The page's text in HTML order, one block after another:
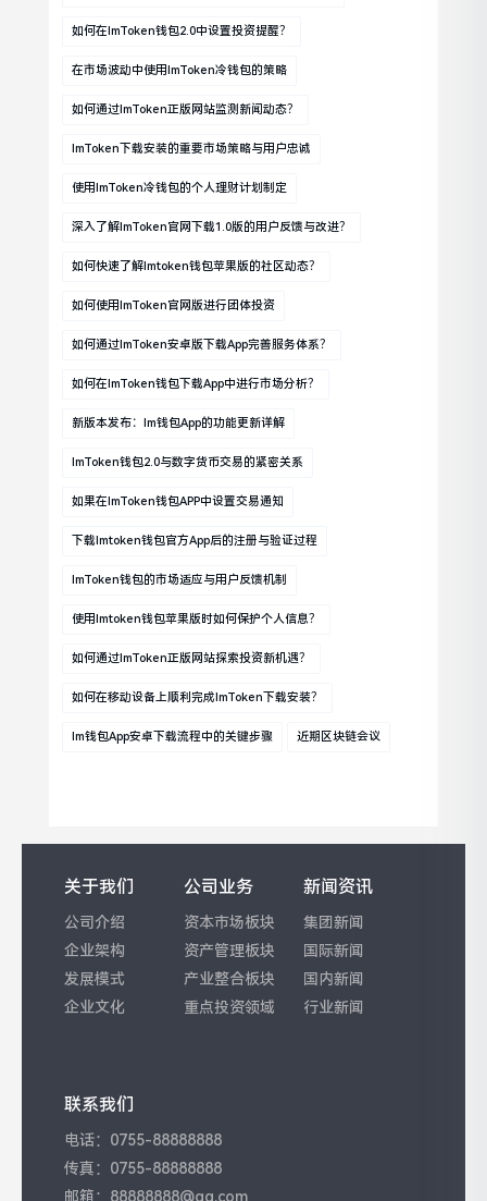
如何在imToken钱包2.0中设置投资提醒？
在市场波动中使用imToken冷钱包的策略
如何通过imToken正版网站监测新闻动态？
ImToken下载安装的重要市场策略与用户忠诚
使用imToken冷钱包的个人理财计划制定
深入了解imToken官网下载1.0版的用户反馈与改进？
如何快速了解imtoken钱包苹果版的社区动态？
如何使用imToken官网版进行团体投资
如何通过imToken安卓版下载app完善服务体系？
如何在imToken钱包下载app中进行市场分析？
新版本发布：im钱包App的功能更新详解
ImToken钱包2.0与数字货币交易的紧密关系
如果在imToken钱包APP中设置交易通知
下载imtoken钱包官方app后的注册与验证过程
ImToken钱包的市场适应与用户反馈机制
使用imtoken钱包苹果版时如何保护个人信息？
如何通过imToken正版网站探索投资新机遇？
如何在移动设备上顺利完成imToken下载安装？
Im钱包App安卓下载流程中的关键步骤 近期区块链会议
关于我们
公司介绍
企业架构
发展模式
企业文化
公司业务
资本市场板块
资产管理板块
产业整合板块
重点投资领域
新闻资讯
集团新闻
国际新闻
国内新闻
行业新闻
联系我们
电话：0755-88888888
传真：0755-88888888
邮箱：88888888@qq.com